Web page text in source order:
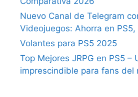
Nuevo Canal de Telegram
Videojuegos: Ahorra en
Volantes para PS5 2025
Top Mejores JRPG en PS5 –
imprescindible para fans del